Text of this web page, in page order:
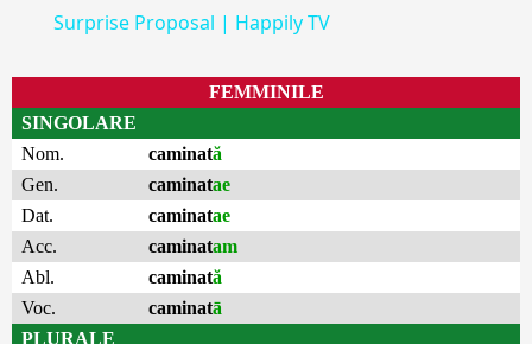
Surprise Proposal | Happily TV
FEMMINILE
SINGOLARE
Nom.
caminată
Gen.
caminatae
Dat.
caminatae
Acc.
caminatam
Abl.
caminată
Voc.
caminatā
PLURALE